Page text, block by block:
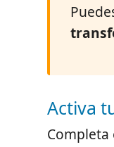
Activa